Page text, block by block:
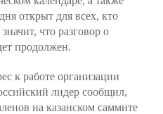
открыт для всех, кто
что разговор о
продолжен.
к работе организации
лидер сообщил,
на казанском саммите